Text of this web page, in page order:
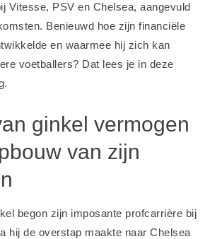
Vitesse, PSV en Chelsea, aangevuld
Benieuwd hoe zijn financiële
en waarmee hij zich kan
voetballers? Dat lees je in deze
ginkel vermogen
van zijn
begon zijn imposante profcarrière bij
hij de overstap maakte naar Chelsea